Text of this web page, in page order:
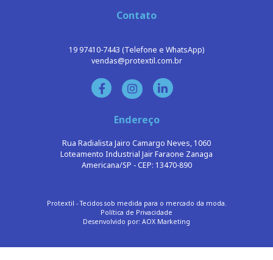
Tecido para Moda Feminina e Infantil
Tecido para Uniformes
Contato
19 97410-7443 (Telefone e WhatsApp)
Endereço
Rua Radialista Jairo Camargo Neves, 1060
Americana/SP - CEP: 13470-890